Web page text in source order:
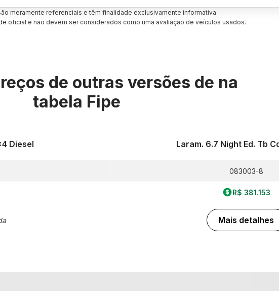
meramente referenciais e têm finalidade exclusivamente informativa.
oficial e não devem ser considerados como uma avaliação de veículos usados.
de outras versões de na
tabela Fipe
Diesel Laram. 6.7 Night Ed. Tb
083003-8
R$ 381.153
Mais detalhes